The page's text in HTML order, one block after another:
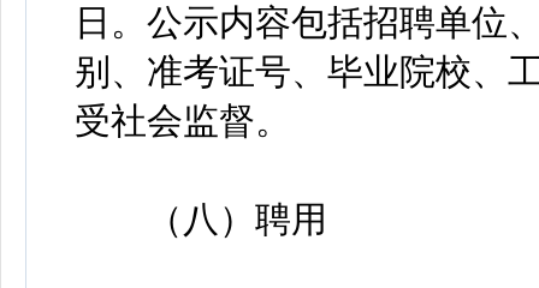
日。公示内容包括招聘单位
别、准考证号、毕业院校、
受社会监督。
（八）聘用